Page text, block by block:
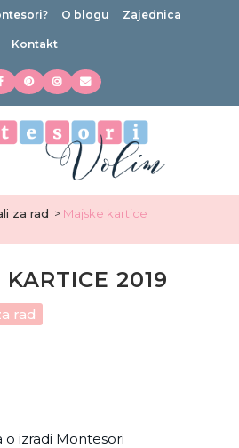
O blogu Zajednica
Kontakt
za rad > Majske kartice
KARTICE 2019
rad
izradi Montesori